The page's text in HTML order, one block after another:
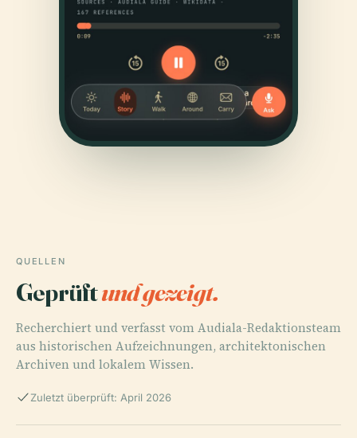
QUELLEN
Geprüftund gezeigt.
Recherchiert und verfasst vom Audiala-Redaktionsteam
aus historischen Aufzeichnungen, architektonischen
Archiven und lokalem Wissen.
Zuletzt überprüft: April 2026